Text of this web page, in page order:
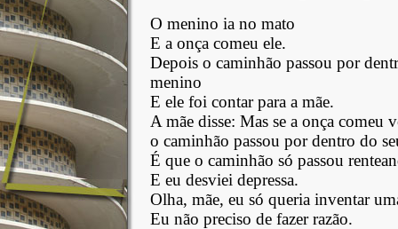
O menino ia no mato
E a onça comeu ele.
Depois o caminhão passou por
menino
E ele foi contar para a mãe.
A mãe disse: Mas se a onça comeu
o caminhão passou por dentro do
É que o caminhão só passou
E eu desviei depressa.
Olha, mãe, eu só queria inventar
Eu não preciso de fazer razão.